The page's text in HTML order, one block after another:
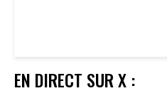
EN DIRECT SUR X :